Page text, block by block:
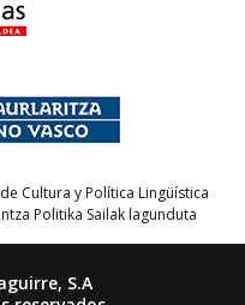
Cultura y Política Lingüística
Politika Sailak lagunduta
S.A